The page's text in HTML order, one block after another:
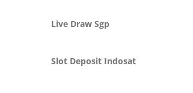
Live Draw Sgp
Slot Deposit Indosat